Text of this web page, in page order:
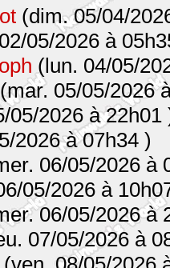
(dim. 05/04/
05/2026 à
(lun. 04/05/
(mar. 05/05/2026
05/2026 à 22h01
2026 à 07h34 )
06/05/2026 à
05/2026 à
06/05/2026 à
07/05/2026 à